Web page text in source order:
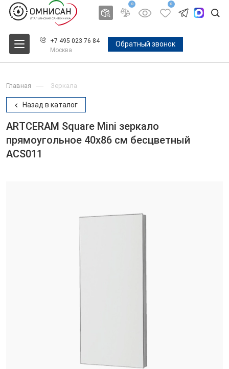
0 0
+7 495 023 76 84
Москва
Обратный звонок
Главная Зеркала
Назад в каталог
ARTCERAM Square Mini зеркало
прямоугольное 40x86 см бесцветный
ACS011